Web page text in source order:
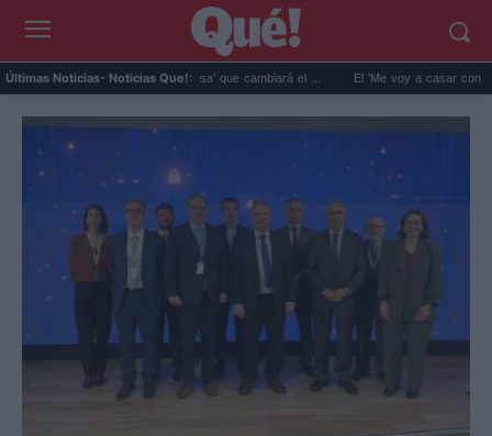
Últimas Noticias- Noticias Que!:
de Máximo en 'La Promesa' que cambiará el ... El 'Me voy a casar con ella' a